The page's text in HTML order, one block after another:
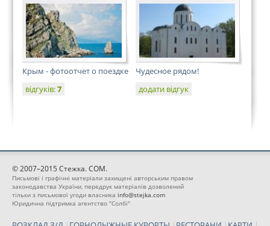
Крым - фотоотчет о поездке
відгуків:7
Чудесное рядом!
додати відгук
© 2007–2015 Стежка. COM.
Письмові і графічні матеріали захищені авторським правом
законодавства України, передрук матеріалів дозволений
тільки з письмової угоди власника info@stejka.com
Юридична підтримка агентство "Солбі"